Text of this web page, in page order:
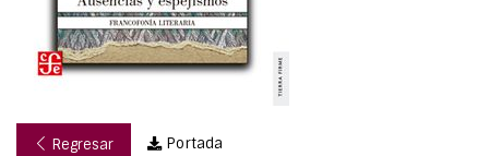
Regresar Portada